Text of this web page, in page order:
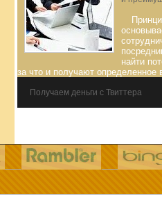
найти
за что и получают определенное
Получаем деньги с Твиттера